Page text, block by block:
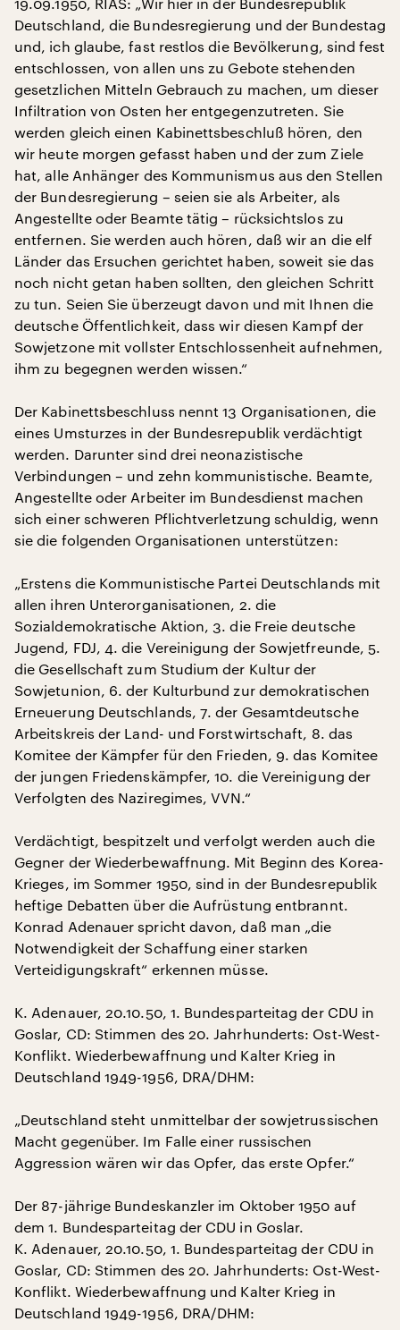
Deutschland, die Bundesregierung und der Bundestag
und, ich glaube, fast restlos die Bevölkerung, sind fest
entschlossen, von allen uns zu Gebote stehenden
gesetzlichen Mitteln Gebrauch zu machen, um dieser
Infiltration von Osten her entgegenzutreten. Sie
werden gleich einen Kabinettsbeschluß hören, den
wir heute morgen gefasst haben und der zum Ziele
hat, alle Anhänger des Kommunismus aus den Stellen
der Bundesregierung – seien sie als Arbeiter, als
Angestellte oder Beamte tätig – rücksichtslos zu
entfernen. Sie werden auch hören, daß wir an die elf
Länder das Ersuchen gerichtet haben, soweit sie das
noch nicht getan haben sollten, den gleichen Schritt
zu tun. Seien Sie überzeugt davon und mit Ihnen die
deutsche Öffentlichkeit, dass wir diesen Kampf der
Sowjetzone mit vollster Entschlossenheit aufnehmen,
ihm zu begegnen werden wissen.“
Der Kabinettsbeschluss nennt 13 Organisationen, die
eines Umsturzes in der Bundesrepublik verdächtigt
werden. Darunter sind drei neonazistische
Verbindungen – und zehn kommunistische. Beamte,
Angestellte oder Arbeiter im Bundesdienst machen
sich einer schweren Pflichtverletzung schuldig, wenn
sie die folgenden Organisationen unterstützen:
„Erstens die Kommunistische Partei Deutschlands mit
allen ihren Unterorganisationen, 2. die
Sozialdemokratische Aktion, 3. die Freie deutsche
Jugend, FDJ, 4. die Vereinigung der Sowjetfreunde, 5.
die Gesellschaft zum Studium der Kultur der
Sowjetunion, 6. der Kulturbund zur demokratischen
Erneuerung Deutschlands, 7. der Gesamtdeutsche
Arbeitskreis der Land- und Forstwirtschaft, 8. das
Komitee der Kämpfer für den Frieden, 9. das Komitee
der jungen Friedenskämpfer, 10. die Vereinigung der
Verfolgten des Naziregimes, VVN.“
Verdächtigt, bespitzelt und verfolgt werden auch die
Gegner der Wiederbewaffnung. Mit Beginn des Korea-
Krieges, im Sommer 1950, sind in der Bundesrepublik
heftige Debatten über die Aufrüstung entbrannt.
Konrad Adenauer spricht davon, daß man „die
Notwendigkeit der Schaffung einer starken
Verteidigungskraft“ erkennen müsse.
K. Adenauer, 20.10.50, 1. Bundesparteitag der CDU in
Goslar, CD: Stimmen des 20. Jahrhunderts: Ost-West-
Konflikt. Wiederbewaffnung und Kalter Krieg in
Deutschland 1949-1956, DRA/DHM:
„Deutschland steht unmittelbar der sowjetrussischen
Macht gegenüber. Im Falle einer russischen
Aggression wären wir das Opfer, das erste Opfer.“
Der 87-jährige Bundeskanzler im Oktober 1950 auf
dem 1. Bundesparteitag der CDU in Goslar.
K. Adenauer, 20.10.50, 1. Bundesparteitag der CDU in
Goslar, CD: Stimmen des 20. Jahrhunderts: Ost-West-
Konflikt. Wiederbewaffnung und Kalter Krieg in
Deutschland 1949-1956, DRA/DHM: